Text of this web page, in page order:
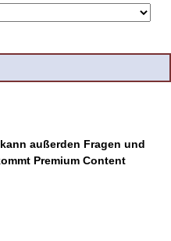
außerden Fragen und
Premium Content